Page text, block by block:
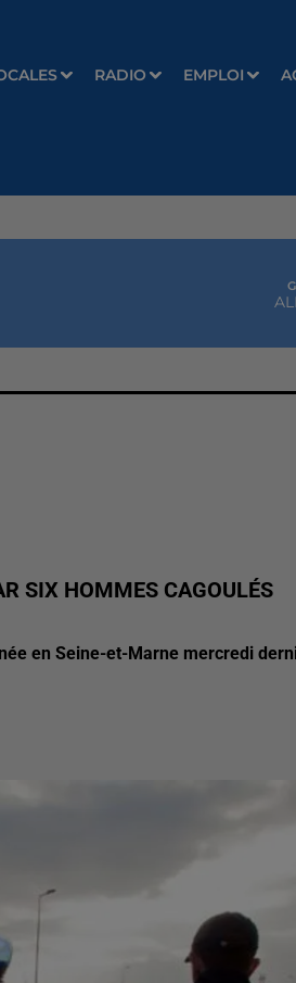
RADIO EMPLOI
SIX HOMMES CAGOULÉS
en Seine-et-Marne mercredi